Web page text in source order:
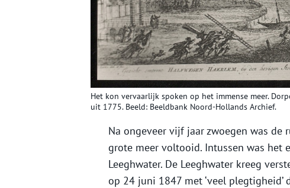
Het kon vervaarlijk spoken op het immense meer.
uit 1775. Beeld: Beeldbank Noord-Hollands Archief.
Na ongeveer vijf jaar zwoegen was
grote meer voltooid. Intussen was het
Leeghwater. De Leeghwater kreeg
op 24 juni 1847 met ‘veel